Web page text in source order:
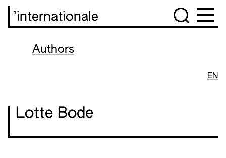
’internationale
Authors
EN
Lotte Bode